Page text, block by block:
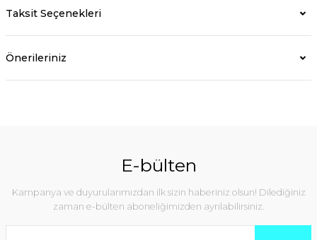
Taksit Seçenekleri
Önerileriniz
E-bülten
Kampanya ve duyurularımızdan ilk sizin haberiniz olsun! Dilediğiniz
zaman e-bülten aboneliğimizden ayrılabilirsiniz.